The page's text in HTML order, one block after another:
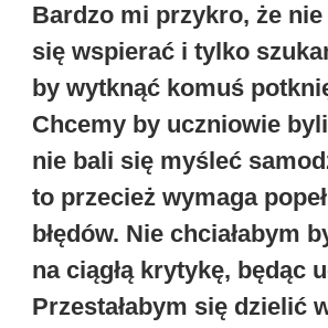
Bardzo mi przykro, że
się wspierać i tylko
by wytknąć komuś
Chcemy by uczniowie
nie bali się myśleć
to przecież wymaga
błędów. Nie chciałabym
na ciągłą krytykę, będąc
Przestałabym się dzielić